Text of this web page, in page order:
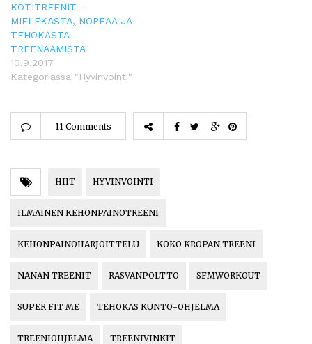
KOTITREENIT –
MIELEKÄSTÄ, NOPEAA JA
TEHOKASTA
TREENAAMISTA
10.9.2017
Kategoriassa "Hyvinvointi"
11 Comments
HIIT HYVINVOINTI
ILMAINEN KEHONPAINOTREENI
KEHONPAINOHARJOITTELU KOKO KROPAN TREENI
NANAN TREENIT RASVANPOLTTO SFMWORKOUT
SUPER FIT ME TEHOKAS KUNTO-OHJELMA
TREENIOHJELMA TREENIVINKIT